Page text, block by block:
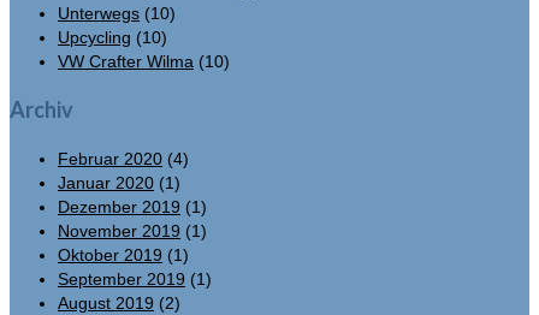
Unterwegs (10)
Upcycling (10)
VW Crafter Wilma (10)
Archiv
Februar 2020 (4)
Januar 2020 (1)
Dezember 2019 (1)
November 2019 (1)
Oktober 2019 (1)
September 2019 (1)
August 2019 (2)